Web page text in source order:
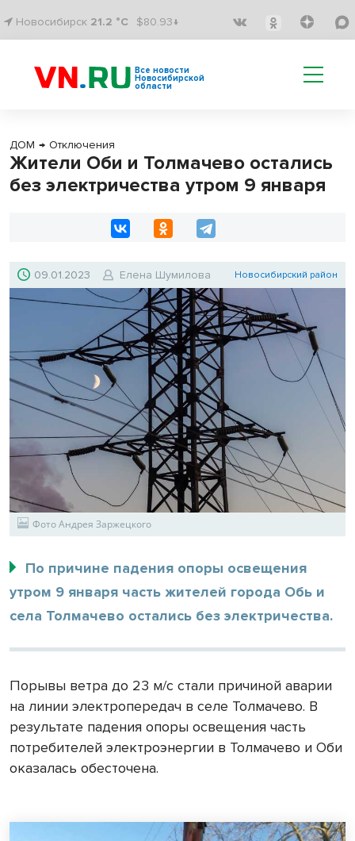
Новосибирск 21.2 °C $80.93↓
Все новости
Новосибирской
области
ДОМ → Отключения
Жители Оби и Толмачево остались
без электричества утром 9 января
09.01.2023 Елена Шумилова Новосибирский район
Фото Андрея Заржецкого
По причине падения опоры освещения
утром 9 января часть жителей города Обь и
села Толмачево остались без электричества.
Порывы ветра до 23 м/с стали причиной аварии
на линии электропередач в селе Толмачево. В
результате падения опоры освещения часть
потребителей электроэнергии в Толмачево и Оби
оказалась обесточена.